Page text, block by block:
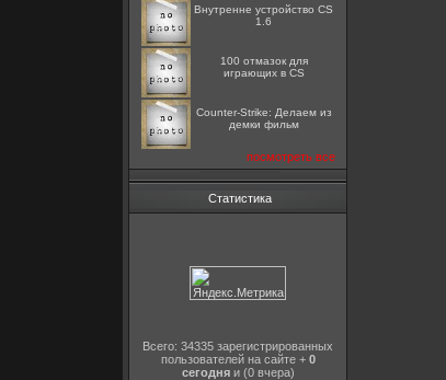
Внутренне устройство CS
1.6
100 отмазок для
играющих в CS
Counter-Strike: Делаем из
демки фильм
посмотреть все
Статистика
Всего: 34335 зарегистрированных
пользователей на сайте + 0
сегодняи (0 вчера)